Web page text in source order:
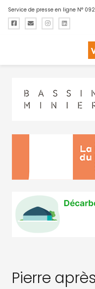
Service de presse en ligne N°
Pierre